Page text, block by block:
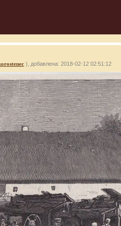
), добавлена: 2018-02-12 02:51:12